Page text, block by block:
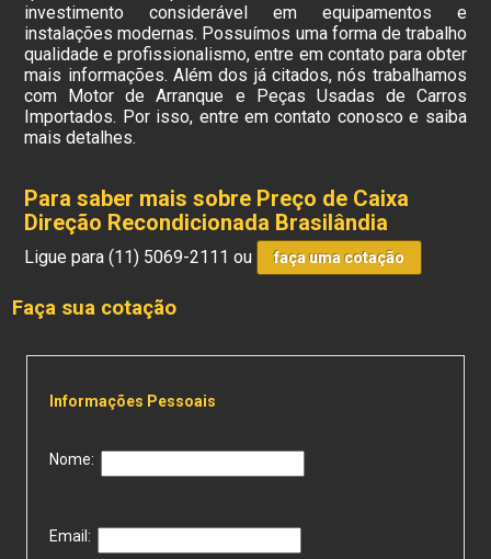
investimento considerável em equipamentos e
instalações modernas. Possuímos uma forma de trabalho
qualidade e profissionalismo, entre em contato para obter
mais informações. Além dos já citados, nós trabalhamos
com Motor de Arranque e Peças Usadas de Carros
Importados. Por isso, entre em contato conosco e saiba
mais detalhes.
Para saber mais sobre Preço de Caixa
Direção Recondicionada Brasilândia
Ligue para(11) 5069-2111 ou faça uma cotação
Faça sua cotação
Informações Pessoais
Nome:
Email: